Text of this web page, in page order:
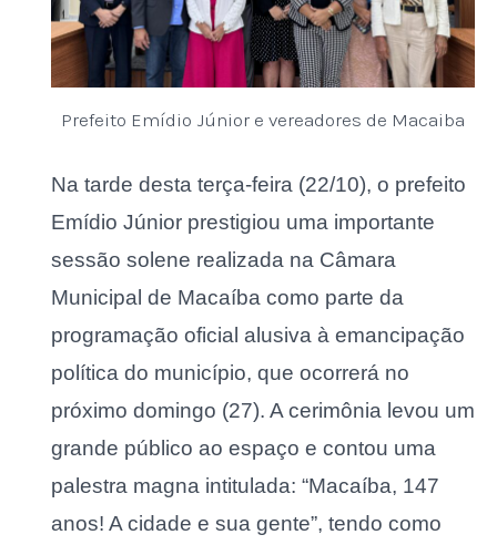
Prefeito Emídio Júnior e vereadores de Macaiba
Na tarde desta terça-feira (22/10), o prefeito
Emídio Júnior prestigiou uma importante
sessão solene realizada na Câmara
Municipal de Macaíba como parte da
programação oficial alusiva à emancipação
política do município, que ocorrerá no
próximo domingo (27). A cerimônia levou um
grande público ao espaço e contou uma
palestra magna intitulada: “Macaíba, 147
anos! A cidade e sua gente”, tendo como